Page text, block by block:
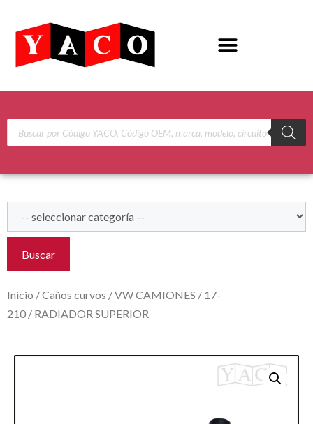
Buscar
Inicio /Caños curvos /VW CAMIONES / 17-
210 / RADIADOR SUPERIOR